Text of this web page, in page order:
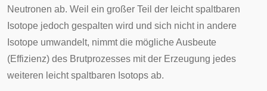
Neutronen ab. Weil ein großer Teil der leicht spaltbaren
Isotope jedoch gespalten wird und sich nicht in andere
Isotope umwandelt, nimmt die mögliche Ausbeute
(Effizienz) des Brutprozesses mit der Erzeugung jedes
weiteren leicht spaltbaren Isotops ab.